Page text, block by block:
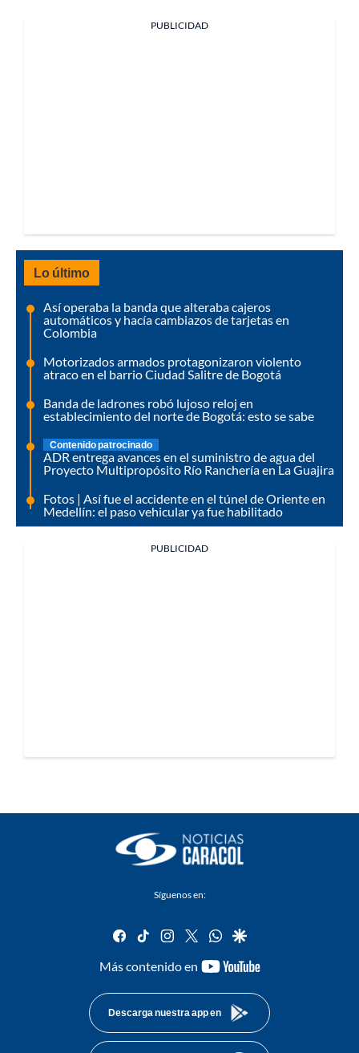
PUBLICIDAD
Lo último
Así operaba la banda que alteraba cajeros
automáticos y hacía cambiazos de tarjetas en
Colombia
Motorizados armados protagonizaron violento
atraco en el barrio Ciudad Salitre de Bogotá
Banda de ladrones robó lujoso reloj en
establecimiento del norte de Bogotá: esto se sabe
Contenido patrocinado
ADR entrega avances en el suministro de agua del
Proyecto Multipropósito Río Ranchería en La Guajira
Fotos | Así fue el accidente en el túnel de Oriente en
Medellín: el paso vehicular ya fue habilitado
PUBLICIDAD
Síguenos en:
facebook
tiktok instagram
twitterwhatsapp
google
Más contenido en
youtube-
Descarga nuestra app en